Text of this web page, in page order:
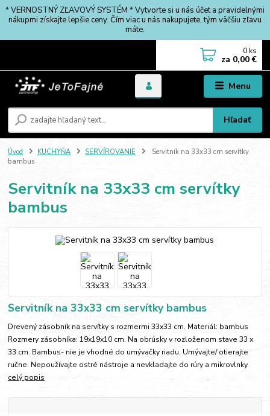
* VERNOSTNÝ ZĽAVOVÝ SYSTÉM * Vytvorte si u nás účet a pravidelnými
nákupmi získajte lepšie ceny. Čím viac u nás nakupujete, tým väčšiu zľavu
máte.
Menu
Hľadať
0 ks
za 0,00 €
Úvod KUCHYŇA SERVÍROVANIE
Servitník na 33x33 cm servítky
bambus
Servitník na 33x33 cm servítky
bambus
Servitník na 33x33 cm servítky bambus
Drevený zásobník na servítky s rozmermi 33x33 cm. Materiál: bambus
Rozmery zásobníka: 19x19x10 cm. Na obrúsky v rozloženom stave 33 x
33 cm. Bambus- nie je vhodné do umývačky riadu. Umývajte/ otierajte
ručne. Nepoužívajte ostré nástroje a nevkladajte do rúry a mikrovlnky.
celý popis